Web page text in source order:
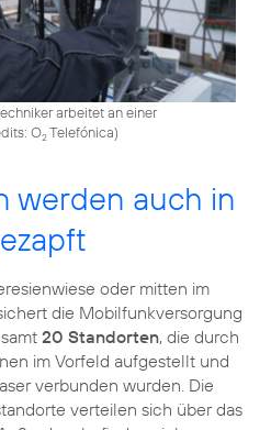
arbeitet an einer
O2Telefónica)
werden auch in
oder mitten im
die Mobilfunkversorgung
20 Standorten, die durch
im Vorfeld aufgestellt und
verbunden wurden. Die
verteilen sich über das